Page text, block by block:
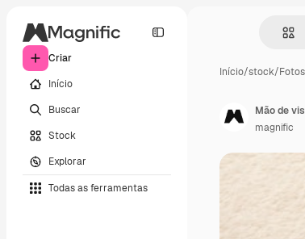
Criar
Início
Buscar
Stock
Explorar
Todas as ferramentas
Início/stock/Fotos
Mão de
magnific